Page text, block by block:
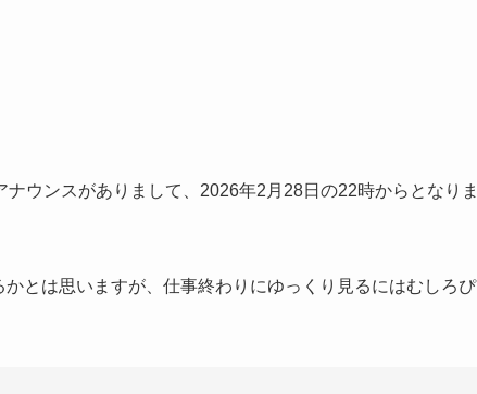
ウンスがありまして、2026年2月28日の22時からとなりま
とは思いますが、仕事終わりにゆっくり見るにはむしろぴ